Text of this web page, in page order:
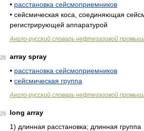
• расстановка сейсмоприемников
• сейсмическая коса, соединяющая
регистрирующей аппаратурой
Англо-русский словарь нефтегазовой
28
array spray
• расстановка сейсмоприемников
• сейсмическая группа
Англо-русский словарь нефтегазовой
29
long array
1) длинная расстановка; длинная группа